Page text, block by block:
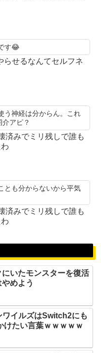
す😂
らせるなんてセルフネ
う神経は分からん。これ
アピ？
済みでミリ残しで誰も
とも分からないから平気
済みでミリ残しで誰も
いたモンスターを復活
めよう
ワイルズはSwitch2にも
たい言葉ｗｗｗｗｗ